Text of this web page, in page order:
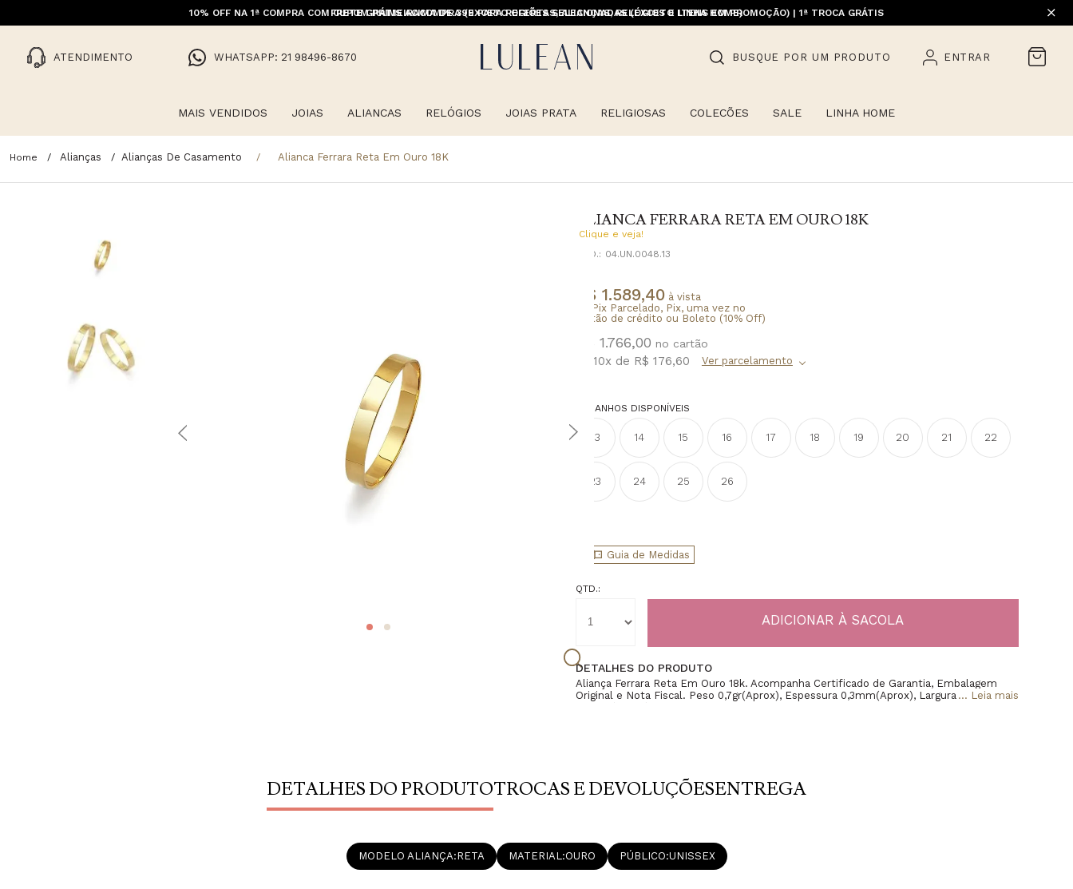
10% OFF NA 1ª COMPRA COM CUPOM PRIMEIRACOMPRA (EXCETO OFERTAS, ALIANÇAS, RELÓGIOS E ITENS EM PROMOÇÃO) | 1ª TROCA GRÁTIS
FRETE GRÁTIS ACIMA DE 399 PARA REGIÕES SELECIONADAS (EXCETO LINHA HOME)
ATENDIMENTO WHATSAPP: 21 98496-8670 BUSQUE POR UM PRODUTO ENTRAR
MAIS VENDIDOS JOIAS ALIANCAS RELÓGIOS JOIAS PRATA RELIGIOSAS COLECÕES SALE LINHA HOME
Alianças Alianças De Casamento Alianca Ferrara Reta Em Ouro 18K
ALIANCA FERRARA RETA EM OURO 18K
Clique e veja!
CÓD.: 04.UN.0048.13
R$ 1.589,40à vista
no Pix Parcelado, Pix, uma vez no
cartão de crédito ou Boleto (10% Off)
R$ 1.766,00
10x de R$ 176,60
TAMANHOS DISPONÍVEIS
13 14 15 16 17 18 19 20 21 22
23 24 25 26
Guia de Medidas
QTD.:
DETALHES DO PRODUTO
Aliança Ferrara Reta Em Ouro 18k. Acompanha Certificado de Garantia, Embalagem
Original e Nota Fiscal. Peso 0,7gr(Aprox), Espessura 0,3mm(Aprox), Largura ... Leia mais
DETALHES DO PRODUTOTROCAS E DEVOLUÇÕESENTREGA
MODELO ALIANÇA RETA MATERIAL OURO PÚBLICO UNISSEX